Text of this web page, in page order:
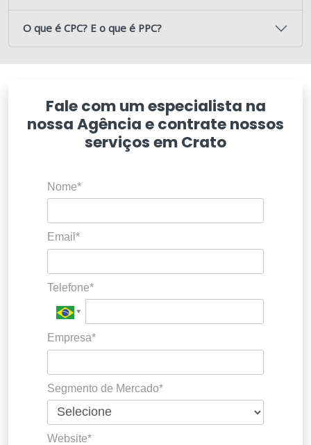
O que é CPC? E o que é PPC?
Fale com um especialista na
nossa Agência e contrate nossos
serviços em Crato
Nome*
Email*
Telefone*
Empresa*
Segmento de Mercado*
Website*